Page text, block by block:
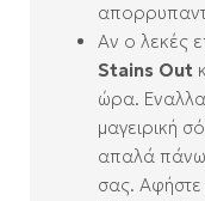
Αν ο λεκές
Stains Out
ώρα.
μαγειρική
απαλά πάνω
σας.